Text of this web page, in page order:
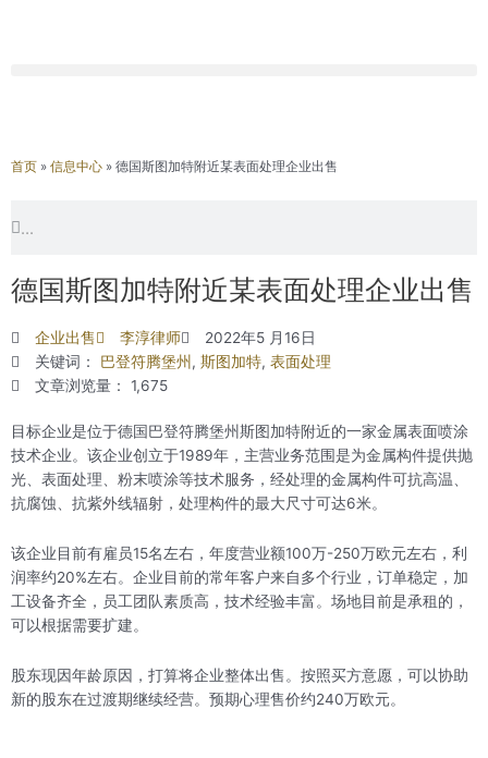
首页 » 信息中心 » 德国斯图加特附近某表面处理企业出售
德国斯图加特附近某表面处理企业出售
企业出售 李淳律师
2022年5 月16日
关键词：
巴登符腾堡州 ,斯图加特,表面处理
文章浏览量： 1,675
目标企业是位于德国巴登符腾堡州斯图加特附近的一家金属表面喷涂
技术企业。该企业创立于1989年，主营业务范围是为金属构件提供抛
光、表面处理、粉末喷涂等技术服务，经处理的金属构件可抗高温、
抗腐蚀、抗紫外线辐射，处理构件的最大尺寸可达6米。
该企业目前有雇员15名左右，年度营业额100万-250万欧元左右，利
润率约20%左右。企业目前的常年客户来自多个行业，订单稳定，加
工设备齐全，员工团队素质高，技术经验丰富。场地目前是承租的，
可以根据需要扩建。
股东现因年龄原因，打算将企业整体出售。按照买方意愿，可以协助
新的股东在过渡期继续经营。预期心理售价约240万欧元。